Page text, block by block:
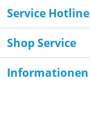
Service Hotline
Shop Service
Informationen